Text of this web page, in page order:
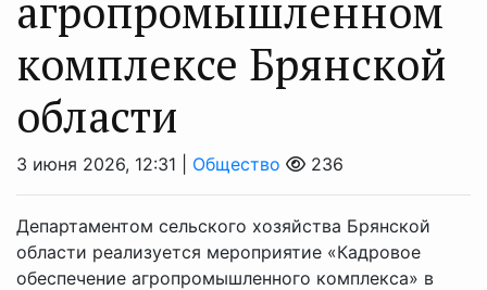
комплексе Брянской
области
3 июня 2026, 12:31 | Общество 236
Департаментом сельского хозяйства Брянской
области реализуется мероприятие «Кадровое
обеспечение агропромышленного комплекса» в